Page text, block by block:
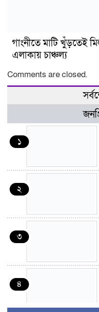
গাংনীতে মাটি খুঁড়তেই
এলাকায় চাঞ্চল্য
Comments are closed.
১
২
৩
৪